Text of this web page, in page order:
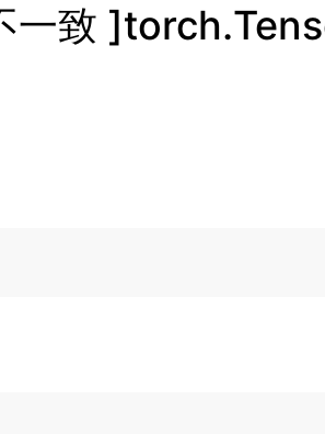
一致